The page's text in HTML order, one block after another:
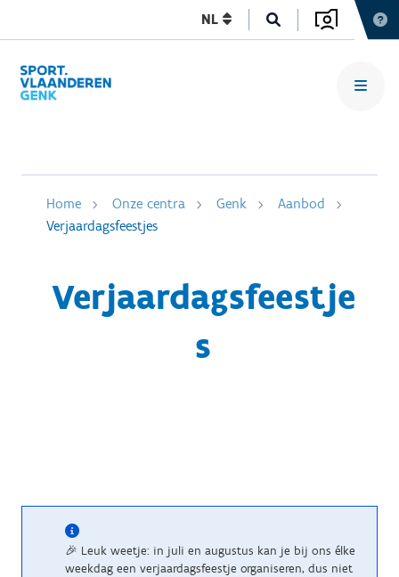
NL
Home Onze centra Genk
Aanbod
Verjaardagsfeestjes
Verjaardagsfeestje
s
🎉 Leuk weetje: in juli en augustus kan je bij ons élke
weekdag een verjaardagsfeestje organiseren, dus niet